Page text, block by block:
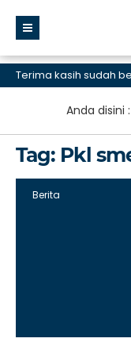
kasih sudah
Anda disini :
Tag: Pkl
Berita